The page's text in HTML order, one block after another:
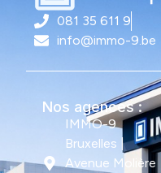
081 35 611 9
info@immo-9.be
Nos agences :
IMMO-9
Bruxelles |
Avenue Molière